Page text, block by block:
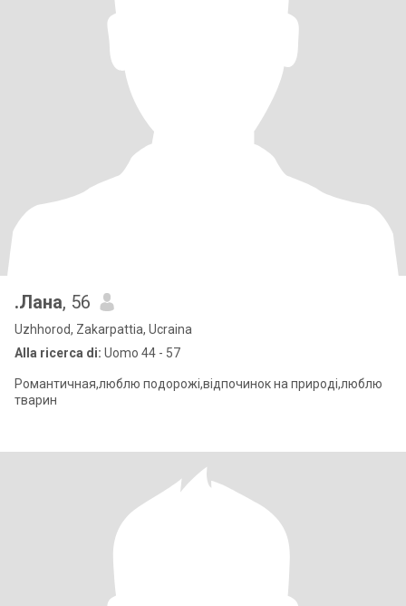
.Лана, 56
Uzhhorod, Zakarpattia, Ucraina
Alla ricerca di: Uomo 44 - 57
Романтичная,люблю подорожі,відпочинок на природі,люблю
тварин